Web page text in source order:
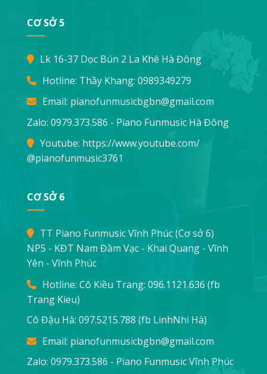
CƠ SỞ 5
Lk 16-37 Dọc Bún 2 La Khê Hà Đông
Hotline: Thầy Khang: 0989349279
Email: pianofunmusicbgbn@gmail.com
Zalo: 0979.373.586 - Piano Funmusic Hà Đông
Youtube: https://www.youtube.com/
@pianofunmusic3761
CƠ SỞ 6
TT Piano Funmusic Vĩnh Phúc (Cơ sở 6)
NP5 - KĐT Nam Đầm Vạc - Khai Quang - Vĩnh
Yên - Vĩnh Phúc
Hotline: Cô Kiều Trang: 096.1121.636 (fb
Trang Kieu)
Cô Đậu Hà: 097.5215.788 (fb LinhNhi Hà)
Email: pianofunmusicbgbn@gmail.com
Zalo: 0979.373.586 - Piano Funmusic Vĩnh Phúc